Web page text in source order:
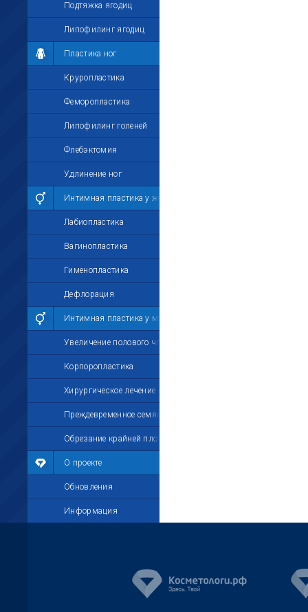
Подтяжка ягодиц
Липофилинг ягодиц
Пластика ног
Круропластика
Феморопластика
Липофилинг голеней
Флебэктомия
Удлинение ног
Интимная пластика у женщин
Лабиопластика
Вагинопластика
Гименопластика
Дефлорация
Интимная пластика у мужчин
Увеличение полового члена
Корпоропластика
Хирургическое лечение импотенции
Преждевременное семяизвержение
Обрезание крайней плоти
О проекте
Обновления
Информация